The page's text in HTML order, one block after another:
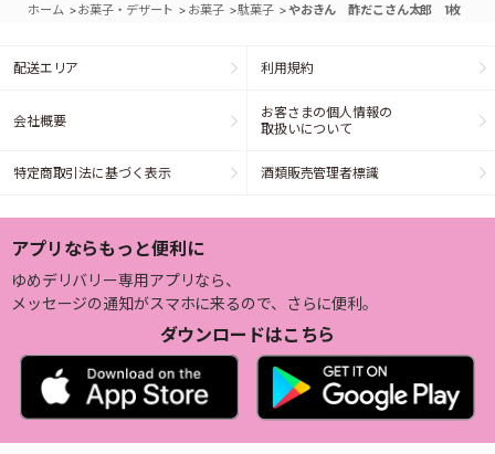
ホーム >お菓子・デザート > お菓子 >駄菓子 >やおきん 酢だこさん太郎 1枚
配送エリア 利用規約
会社概要
お客さまの個人情報の
取扱いについて
特定商取引法に基づく表示 酒類販売管理者標識
アプリならもっと便利に
ゆめデリバリー専用アプリなら、
メッセージの通知がスマホに来るので、さらに便利。
ダウンロードはこちら